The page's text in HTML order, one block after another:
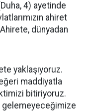
4) ayetinde
ahiret
dünyadan
yaklaşıyoruz.
maddiyatla
bitiriyoruz.
gelemeyeceğimize